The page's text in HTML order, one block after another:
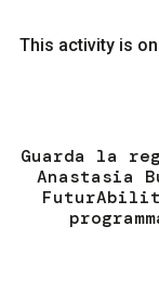
This activity is
Guarda la
Anastasia